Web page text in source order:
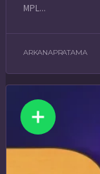
MPL...
ARKANAPRATAMA